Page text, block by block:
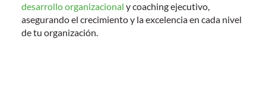
desarrollo organizacional y coaching ejecutivo,
asegurando el crecimiento y la excelencia en cada nivel
de tu organización.